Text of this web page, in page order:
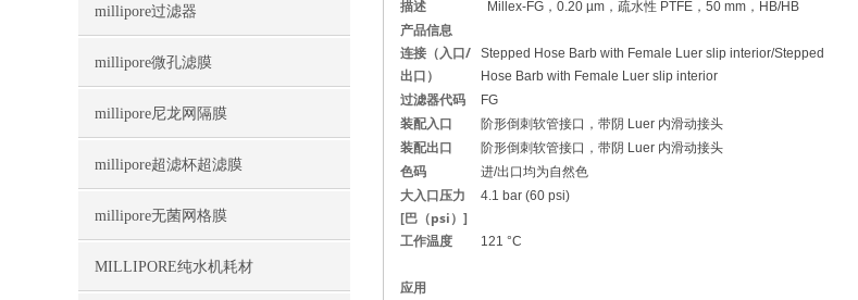
millipore过滤器
millipore微孔滤膜
millipore尼龙网隔膜
millipore超滤杯超滤膜
millipore无菌网格膜
MILLIPORE纯水机耗材
描述
Millex-FG，0.20 µm，疏水性 PTFE，50 mm，HB/HB
产品信息
连接（入口/
出口）
Stepped Hose Barb with Female Luer slip interior/Stepped
Hose Barb with Female Luer slip interior
过滤器代码 FG
装配入口 阶形倒刺软管接口，带阴 Luer 内滑动接头
装配出口 阶形倒刺软管接口，带阴 Luer 内滑动接头
色码 进/出口均为自然色
大入口压力
[巴（psi）]
4.1 bar (60 psi)
工作温度 121 °C
应用